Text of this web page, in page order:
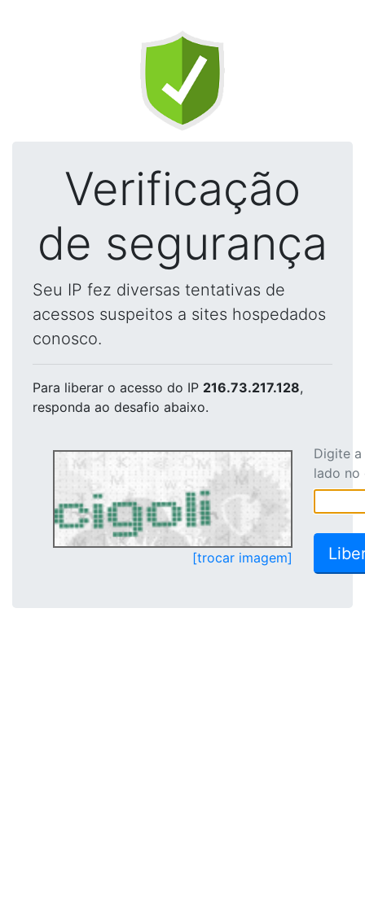
Verificação
de segurança
Seu IP fez diversas tentativas de
acessos suspeitos a sites hospedados
conosco.
Para liberar o acesso do IP 216.73.217.128,
responda ao desafio abaixo.
[trocar imagem]
Digite
lado no